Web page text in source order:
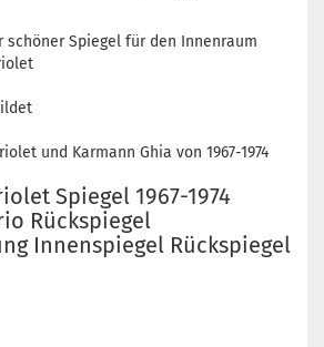
schöner Spiegel für den Innenraum
und Karmann Ghia von 1967-1974
Spiegel 1967-1974
Rückspiegel
Innenspiegel Rückspiegel